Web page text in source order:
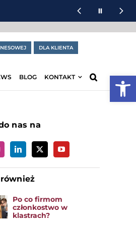
DLA KLIENTA
BLOG KONTAKT
nas na
Po co firmom
członkostwo w
klastrach?